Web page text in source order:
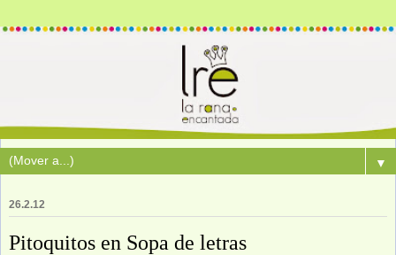
▼
26.2.12
Pitoquitos en Sopa de letras